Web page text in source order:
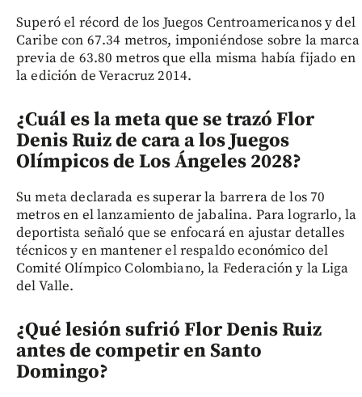
Superó el récord de los Juegos Centroamericanos y del
Caribe con 67.34 metros, imponiéndose sobre la marca
previa de 63.80 metros que ella misma había fijado en
la edición de Veracruz 2014.
¿Cuál es la meta que se trazó Flor
Denis Ruiz de cara a los Juegos
Olímpicos de Los Ángeles 2028?
Su meta declarada es superar la barrera de los 70
metros en el lanzamiento de jabalina. Para lograrlo, la
deportista señaló que se enfocará en ajustar detalles
técnicos y en mantener el respaldo económico del
Comité Olímpico Colombiano, la Federación y la Liga
del Valle.
¿Qué lesión sufrió Flor Denis Ruiz
antes de competir en Santo
Domingo?